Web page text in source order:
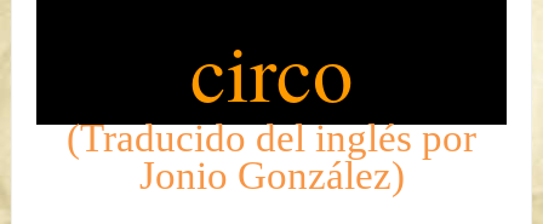
circo
(Traducido del inglés por
Jonio González)